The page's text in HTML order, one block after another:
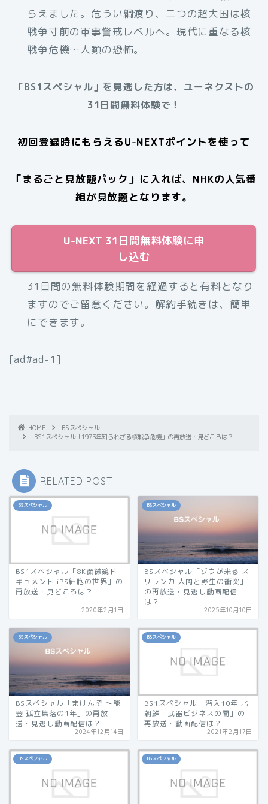
らえました。危うい綱渡り、二つの超大国は核
戦争寸前の軍事警戒レベルへ。現代に重なる核
戦争危機…人類の恐怖。
「BS1スペシャル」を見逃した方は、ユーネクストの
31日間無料体験で！
初回登録時にもらえるU-NEXTポイントを使って
「まるごと見放題パック」に入れば、NHKの人気番
組が見放題となります。
U-NEXT 31日間無料体験に申
し込む
31日間の無料体験期間を経過すると有料となり
ますのでご留意ください。解約手続きは、簡単
にできます。
[ad#ad-1]
HOME
BSスペシャル
BS1スペシャル「1973年知られざる核戦争危機」の再放送・見どころは？
RELATED POST
BSスペシャル
BS1スペシャル「8K顕微鏡ド
キュメント iPS細胞の世界」の
再放送・見どころは？
2020年2月1日
BSスペシャル
BSスペシャル「ゾウが来る ス
リランカ 人間と野生の衝突」
の再放送・見逃し動画配信
は？
2025年10月10日
BSスペシャル
BSスペシャル「まけんぞ 〜能
登 孤立集落の1年」の再放
送・見逃し動画配信は？
2024年12月14日
BSスペシャル
BS1スペシャル「潜入10年 北
朝鮮・武器ビジネスの闇」の
再放送・動画配信は？
2021年2月17日
BSスペシャル BSスペシャル